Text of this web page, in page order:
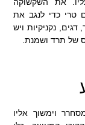
את השקשוקה
טרי כדי לנגב את
נקניקיות ויש
של תרד ושמנת.
וימשוך אליו